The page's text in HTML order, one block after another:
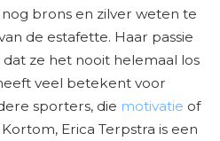
brons en zilver weten te
de estafette. Haar passie
ze het nooit helemaal los
veel betekent voor
sporters, die motivatie of
Erica Terpstra is een